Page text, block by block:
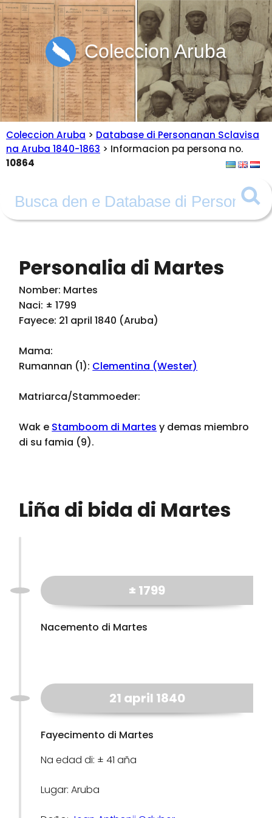
Coleccion Aruba
Coleccion Aruba > Database di Personanan Sclavisa
na Aruba 1840-1863 > Informacion pa persona no.
10864
Personalia di Martes
Nomber: Martes
Naci: ± 1799
Fayece: 21 april 1840 (Aruba)
Mama:
Rumannan (1): Clementina (Wester)
Matriarca/Stammoeder:
Wak e Stamboom di Martes y demas miembro
di su famia (9).
Liña di bida di Martes
± 1799
Nacemento di Martes
21 april 1840
Fayecimento di Martes
Na edad di: ± 41 aña
Lugar: Aruba